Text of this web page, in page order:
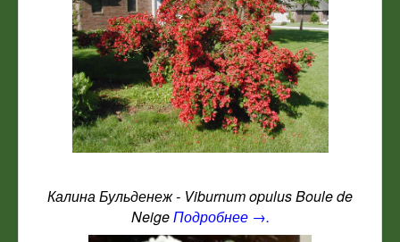
Калина Бульденеж - Viburnum opulus Boule de
NeigeПодробнее →.